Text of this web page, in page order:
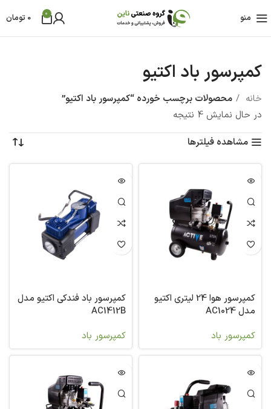
منو 0
0 تومان
کمپرسور باد اکتیو
خانه
محصولات برچسب خورده “کمپرسور باد اکتیو”
در حال نمایش 4 نتیجه
مشاهده فیلترها
کمپرسور هوا 24 لیتری اکتیو
مدل AC1024
کمپرسور باد
کمپرسور باد فندکی اکتیو مدل
AC1412B
کمپرسور باد